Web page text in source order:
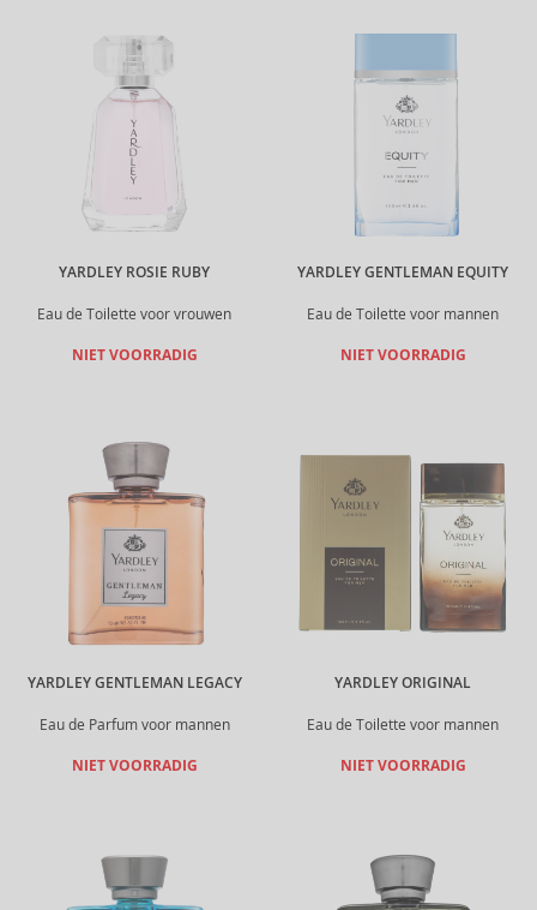
YARDLEY ROSIE RUBY
Eau de Toilette voor vrouwen
NIET VOORRADIG
YARDLEY GENTLEMAN EQUITY
Eau de Toilette voor mannen
NIET VOORRADIG
YARDLEY GENTLEMAN LEGACY
Eau de Parfum voor mannen
NIET VOORRADIG
YARDLEY ORIGINAL
Eau de Toilette voor mannen
NIET VOORRADIG